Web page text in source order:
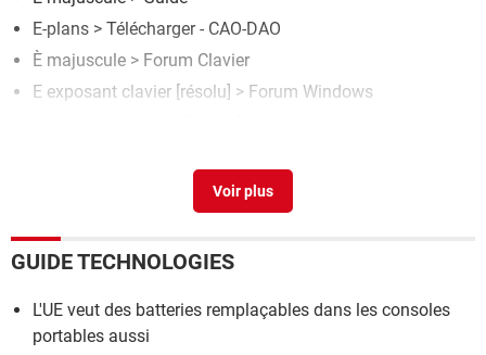
E-plans > Télécharger - CAO-DAO
È majuscule > Forum Clavier
E exposant clavier [résolu] > Forum Windows
GUIDE TECHNOLOGIES
L'UE veut des batteries remplaçables dans les consoles
portables aussi